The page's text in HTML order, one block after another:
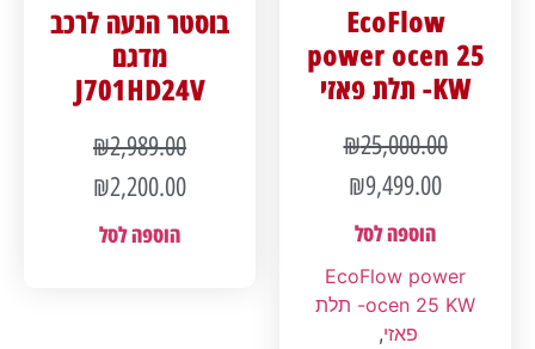
EcoFlow
power ocen 25
KW- תלת פאזי
₪25,000.00
₪9,499.00
הוספה לסל
EcoFlow power
ocen 25 KW- תלת
פאזי,
בוסטר הנעה לרכב
מדגם
J701HD24V
₪2,989.00
₪2,200.00
הוספה לסל